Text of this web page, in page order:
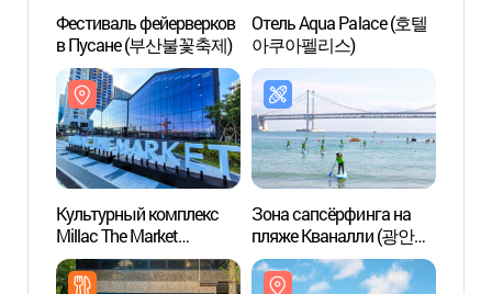
Фестиваль фейерверков
в Пусане (부산불꽃축제)
Отель Aqua Palace (호텔
아쿠아펠리스)
Культурный комплекс
Millac The Market
(밀락더마켓)
Зона сапсёрфинга на
пляже Кваналли (광안리
SUP Zone)